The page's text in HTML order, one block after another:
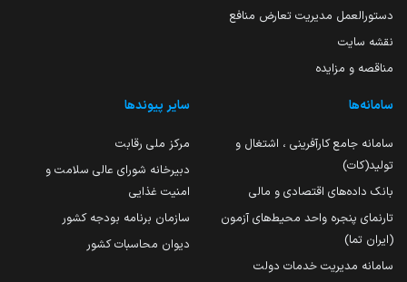
دستورالعمل مدیریت تعارض منافع
نقشه سایت
مناقصه و مزایده
سامانه‌ها
سامانه جامع کارآفرینی ، اشتغال و
تولید(کات)
بانک داده‌های اقتصادی و مالی
تارنمای پنجره واحد محیط‌های آزمون
(ایران تما)
سامانه مدیریت خدمات دولت
سایر پیوندها
مرکز ملی رقابت
دبیرخانه شورای عالی سلامت و
امنیت غذایی
سازمان برنامه بودجه کشور
دیوان محاسبات کشور